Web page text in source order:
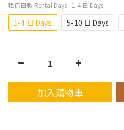
租借日數 Rental Days : 1-4 日 Days
1-4 日 Days 5-10 日 Days
加入購物車